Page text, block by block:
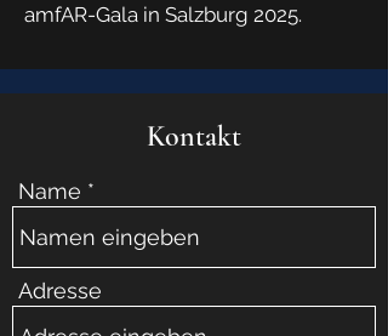
amfAR-Gala in Salzburg 2025.
Kontakt
Name
Adresse